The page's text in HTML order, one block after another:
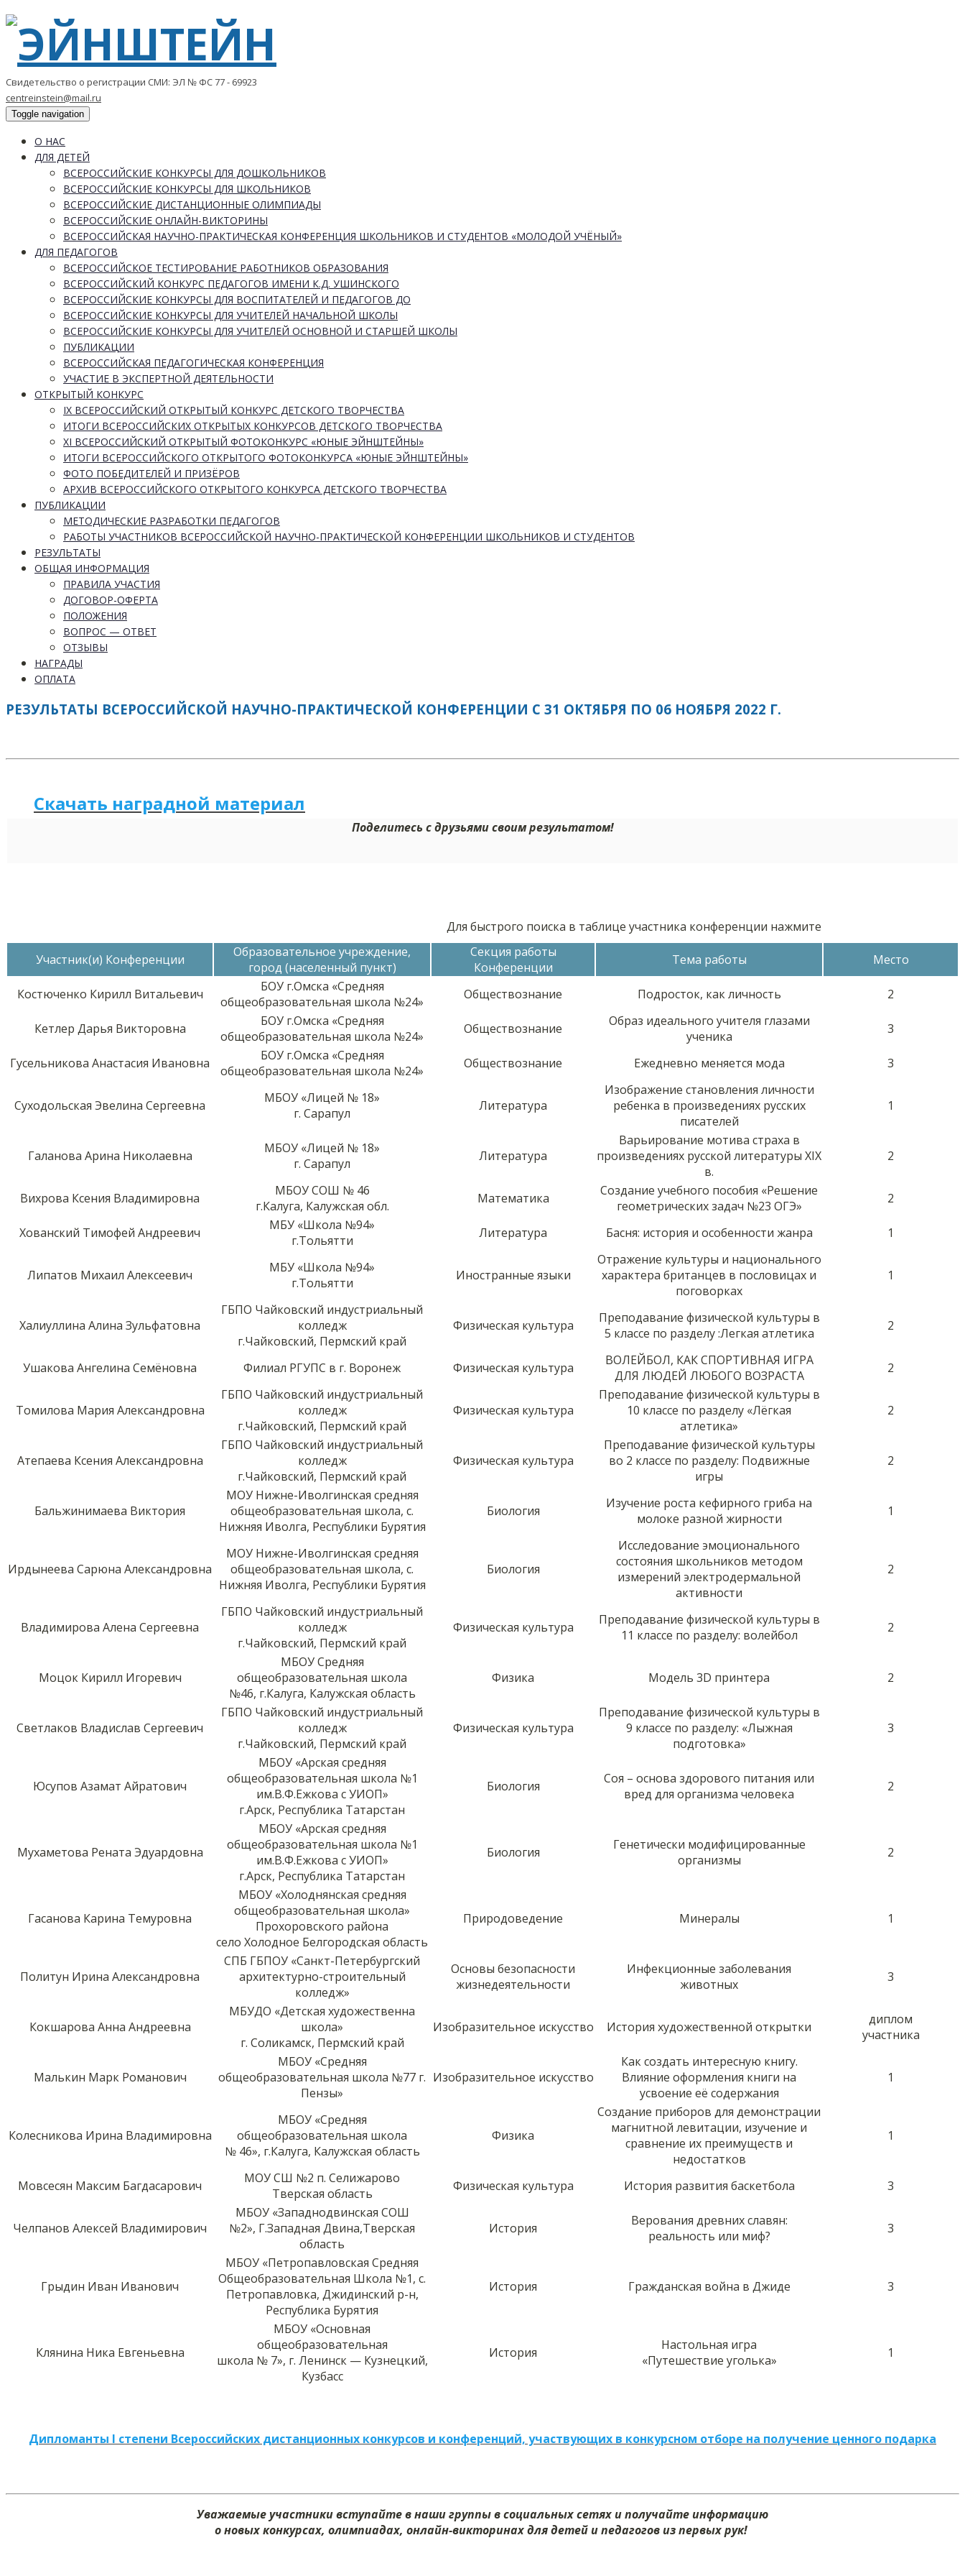
Свидетельство о регистрации СМИ: ЭЛ № ФС 77 - 69923
centreinstein@mail.ru
Toggle navigation
О НАС
ДЛЯ ДЕТЕЙ
ВСЕРОССИЙСКИЕ КОНКУРСЫ ДЛЯ ДОШКОЛЬНИКОВ
ВСЕРОССИЙСКИЕ КОНКУРСЫ ДЛЯ ШКОЛЬНИКОВ
ВСЕРОССИЙСКИЕ ДИСТАНЦИОННЫЕ ОЛИМПИАДЫ
ВСЕРОССИЙСКИЕ ОНЛАЙН-ВИКТОРИНЫ
ВСЕРОССИЙСКАЯ НАУЧНО-ПРАКТИЧЕСКАЯ КОНФЕРЕНЦИЯ ШКОЛЬНИКОВ И СТУДЕНТОВ «МОЛОДОЙ УЧЁНЫЙ»
ДЛЯ ПЕДАГОГОВ
ВСЕРОССИЙСКОЕ ТЕСТИРОВАНИЕ РАБОТНИКОВ ОБРАЗОВАНИЯ
ВСЕРОССИЙСКИЙ КОНКУРС ПЕДАГОГОВ ИМЕНИ К.Д. УШИНСКОГО
ВСЕРОССИЙСКИЕ КОНКУРСЫ ДЛЯ ВОСПИТАТЕЛЕЙ И ПЕДАГОГОВ ДО
ВСЕРОССИЙСКИЕ КОНКУРСЫ ДЛЯ УЧИТЕЛЕЙ НАЧАЛЬНОЙ ШКОЛЫ
ВСЕРОССИЙСКИЕ КОНКУРСЫ ДЛЯ УЧИТЕЛЕЙ ОСНОВНОЙ И СТАРШЕЙ ШКОЛЫ
ПУБЛИКАЦИИ
ВСЕРОССИЙСКАЯ ПЕДАГОГИЧЕСКАЯ КОНФЕРЕНЦИЯ
УЧАСТИЕ В ЭКСПЕРТНОЙ ДЕЯТЕЛЬНОСТИ
ОТКРЫТЫЙ КОНКУРС
IX ВСЕРОССИЙСКИЙ ОТКРЫТЫЙ КОНКУРС ДЕТСКОГО ТВОРЧЕСТВА
ИТОГИ ВСЕРОССИЙСКИХ ОТКРЫТЫХ КОНКУРСОВ ДЕТСКОГО ТВОРЧЕСТВА
XI ВСЕРОССИЙСКИЙ ОТКРЫТЫЙ ФОТОКОНКУРС «ЮНЫЕ ЭЙНШТЕЙНЫ»
ИТОГИ ВСЕРОССИЙСКОГО ОТКРЫТОГО ФОТОКОНКУРСА «ЮНЫЕ ЭЙНШТЕЙНЫ»
ФОТО ПОБЕДИТЕЛЕЙ И ПРИЗЁРОВ
АРХИВ ВСЕРОССИЙСКОГО ОТКРЫТОГО КОНКУРСА ДЕТСКОГО ТВОРЧЕСТВА
ПУБЛИКАЦИИ
МЕТОДИЧЕСКИЕ РАЗРАБОТКИ ПЕДАГОГОВ
РАБОТЫ УЧАСТНИКОВ ВСЕРОССИЙСКОЙ НАУЧНО-ПРАКТИЧЕСКОЙ КОНФЕРЕНЦИИ ШКОЛЬНИКОВ И СТУДЕНТОВ
РЕЗУЛЬТАТЫ
ОБЩАЯ ИНФОРМАЦИЯ
ПРАВИЛА УЧАСТИЯ
ДОГОВОР-ОФЕРТА
ПОЛОЖЕНИЯ
ВОПРОС — ОТВЕТ
ОТЗЫВЫ
НАГРАДЫ
ОПЛАТА
РЕЗУЛЬТАТЫ ВСЕРОССИЙСКОЙ НАУЧНО-ПРАКТИЧЕСКОЙ КОНФЕРЕНЦИИ С 31 ОКТЯБРЯ ПО 06 НОЯБРЯ 2022 Г.
Скачать наградной материал
Поделитесь с друзьями своим результатом!
Для быстрого поиска в таблице участника конференции нажмите
Участник(и) Конференции
Образовательное учреждение,
город (населенный пункт)
Секция работы
Конференции
Тема работы Место
Костюченко Кирилл Витальевич
БОУ г.Омска «Средняя
общеобразовательная школа №24»
Обществознание Подросток, как личность 2
Кетлер Дарья Викторовна
БОУ г.Омска «Средняя
общеобразовательная школа №24»
Обществознание
Образ идеального учителя глазами
ученика
3
Гусельникова Анастасия Ивановна
БОУ г.Омска «Средняя
общеобразовательная школа №24»
Обществознание Ежедневно меняется мода 3
Суходольская Эвелина Сергеевна
МБОУ «Лицей № 18»
г. Сарапул
Литература
Изображение становления личности
ребенка в произведениях русских
писателей
1
Галанова Арина Николаевна
МБОУ «Лицей № 18»
г. Сарапул
Литература
Варьирование мотива страха в
произведениях русской литературы ХIХ
в.
2
Вихрова Ксения Владимировна
МБОУ СОШ № 46
г.Калуга, Калужская обл.
Математика
Создание учебного пособия «Решение
геометрических задач №23 ОГЭ»
2
Хованский Тимофей Андреевич
МБУ «Школа №94»
г.Тольятти
Литература Басня: история и особенности жанра 1
Липатов Михаил Алексеевич
МБУ «Школа №94»
г.Тольятти
Иностранные языки
Отражение культуры и национального
характера британцев в пословицах и
поговорках
1
Халиуллина Алина Зульфатовна
ГБПО Чайковский индустриальный
колледж
г.Чайковский, Пермский край
Физическая культура
Преподавание физической культуры в
5 классе по разделу :Легкая атлетика
2
Ушакова Ангелина Семёновна Филиал РГУПС в г. Воронеж Физическая культура
ВОЛЕЙБОЛ, КАК СПОРТИВНАЯ ИГРА
ДЛЯ ЛЮДЕЙ ЛЮБОГО ВОЗРАСТА
2
Томилова Мария Александровна
ГБПО Чайковский индустриальный
колледж
г.Чайковский, Пермский край
Физическая культура
Преподавание физической культуры в
10 классе по разделу «Лёгкая
атлетика»
2
Атепаева Ксения Александровна
ГБПО Чайковский индустриальный
колледж
г.Чайковский, Пермский край
Физическая культура
Преподавание физической культуры
во 2 классе по разделу: Подвижные
игры
2
Бальжинимаева Виктория
МОУ Нижне-Иволгинская средняя
общеобразовательная школа, с.
Нижняя Иволга, Республики Бурятия
Биология
Изучение роста кефирного гриба на
молоке разной жирности
1
Ирдынеева Сарюна Александровна
МОУ Нижне-Иволгинская средняя
общеобразовательная школа, с.
Нижняя Иволга, Республики Бурятия
Биология
Исследование эмоционального
состояния школьников методом
измерений электродермальной
активности
2
Владимирова Алена Сергеевна
ГБПО Чайковский индустриальный
колледж
г.Чайковский, Пермский край
Физическая культура
Преподавание физической культуры в
11 классе по разделу: волейбол
2
Моцок Кирилл Игоревич
МБОУ Средняя
общеобразовательная школа
№46, г.Калуга, Калужская область
Физика Модель 3D принтера 2
Светлаков Владислав Сергеевич
ГБПО Чайковский индустриальный
колледж
г.Чайковский, Пермский край
Физическая культура
Преподавание физической культуры в
9 классе по разделу: «Лыжная
подготовка»
3
Юсупов Азамат Айратович
МБОУ «Арская средняя
общеобразовательная школа №1
им.В.Ф.Ежкова с УИОП»
г.Арск, Республика Татарстан
Биология
Соя – основа здорового питания или
вред для организма человека
2
Мухаметова Рената Эдуардовна
МБОУ «Арская средняя
общеобразовательная школа №1
им.В.Ф.Ежкова с УИОП»
г.Арск, Республика Татарстан
Биология
Генетически модифицированные
организмы
2
Гасанова Карина Темуровна
МБОУ «Холоднянская средняя
общеобразовательная школа»
Прохоровского района
село Холодное Белгородская область
Природоведение Минералы 1
Политун Ирина Александровна
СПБ ГБПОУ «Санкт-Петербургский
архитектурно-строительный
колледж»
Основы безопасности
жизнедеятельности
Инфекционные заболевания
животных
3
Кокшарова Анна Андреевна
МБУДО «Детская художественна
школа»
г. Соликамск, Пермский край
Изобразительное искусство История художественной открытки
диплом
участника
Малькин Марк Романович
МБОУ «Средняя
общеобразовательная школа №77 г.
Пензы»
Изобразительное искусство
Как создать интересную книгу.
Влияние оформления книги на
усвоение её содержания
1
Колесникова Ирина Владимировна
МБОУ «Средняя
общеобразовательная школа
№ 46», г.Калуга, Калужская область
Физика
Создание приборов для демонстрации
магнитной левитации, изучение и
сравнение их преимуществ и
недостатков
1
Мовсесян Максим Багдасарович
МОУ СШ №2 п. Селижарово
Тверская область
Физическая культура История развития баскетбола 3
Челпанов Алексей Владимирович
МБОУ «Западнодвинская СОШ
№2», Г.Западная Двина,Тверская
область
История
Верования древних славян:
реальность или миф?
3
Грыдин Иван Иванович
МБОУ «Петропавловская Средняя
Общеобразовательная Школа №1, с.
Петропавловка, Джидинский р-н,
Республика Бурятия
История Гражданская война в Джиде 3
Клянина Ника Евгеньевна
МБОУ «Основная
общеобразовательная
школа № 7», г. Ленинск — Кузнецкий,
Кузбасс
История
Настольная игра
«Путешествие уголька»
1
Дипломанты I степени Всероссийских дистанционных конкурсов и конференций, участвующих в конкурсном отборе на получение ценного подарка
Уважаемые участники вступайте в наши группы в социальных сетях и получайте информацию
о новых конкурсах, олимпиадах, онлайн-викторинах для детей и педагогов из первых рук!